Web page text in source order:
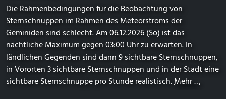
Die Rahmenbedingungen für die Beobachtung von
Sternschnuppen im Rahmen des Meteorstroms der
Geminiden sind schlecht. Am 06.12.2026 (So) ist das
nächtliche Maximum gegen 03:00 Uhr zu erwarten. In
ländlichen Gegenden sind dann 9 sichtbare Sternschnuppen,
in Vororten 3 sichtbare Sternschnuppen und in der Stadt eine
sichtbare Sternschnuppe pro Stunde realistisch.Mehr …